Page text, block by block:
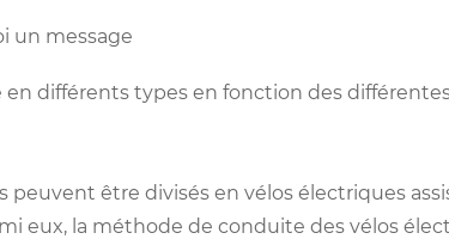
un message
en différents types en fonction des
peuvent être divisés en vélos électriques
eux, la méthode de conduite des vélos